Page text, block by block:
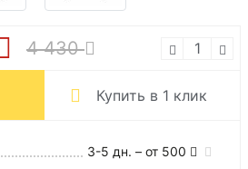
4 430
Купить в 1 клик
3-5 дн. – от 500